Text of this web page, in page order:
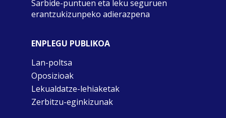
Sarbide-puntuen eta leku seguruen
erantzukizunpeko adierazpena
ENPLEGU PUBLIKOA
Lan-poltsa
Oposizioak
Lekualdatze-lehiaketak
Zerbitzu-eginkizunak